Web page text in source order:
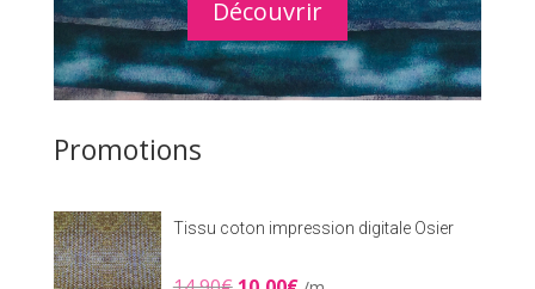
Découvrir
Promotions
Tissu coton impression digitale Osier